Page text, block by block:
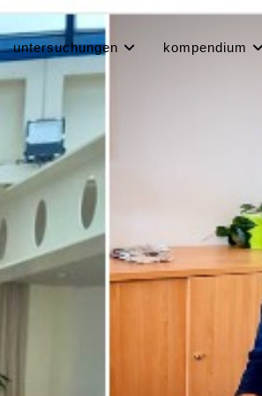
untersuchungen kompendium